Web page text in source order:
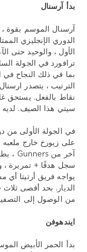
0
بدأ آرسنال
آرسنال الموسم بقوة
الدوري الإنجليزي
الأول ، والوحيد حتى
نقاط بالفعل. يستحق
سيتي هذا الصيف. لديه 5 أهداف و 3 تمريرات حاسمة في 10 جولات.
في الجولة الأولى من
سجل هدفًا + تمريرة ،
الديار. بحد أقصى
من الوصول إلى
ايندهوفن
بدأ الحمر الأبيض